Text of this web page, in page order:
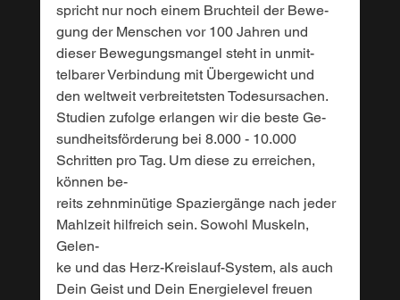
spricht nur noch einem Bruchteil der Bewe-
gung der Menschen vor 100 Jahren und
dieser Bewegungsmangel steht in unmit-
telbarer Verbindung mit Übergewicht und
den weltweit verbreitetsten Todesursachen.
Studien zufolge erlangen wir die beste Ge-
sundheitsförderung bei 8.000 - 10.000
Schritten pro Tag. Um diese zu erreichen,
können be-
reits zehnminütige Spaziergänge nach jeder
Mahlzeit hilfreich sein. Sowohl Muskeln,
Gelen-
ke und das Herz-Kreislauf-System, als auch
Dein Geist und Dein Energielevel freuen